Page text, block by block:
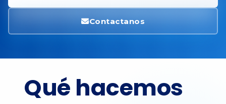
Contactanos
Qué hacemos